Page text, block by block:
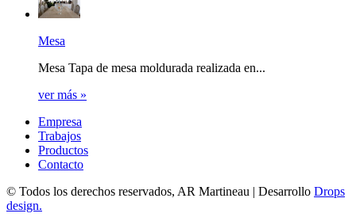
Mesa
Mesa Tapa de mesa moldurada realizada en...
ver más »
Empresa
Trabajos
Productos
Contacto
© Todos los derechos reservados, AR Martineau | Desarrollo Drops
design.